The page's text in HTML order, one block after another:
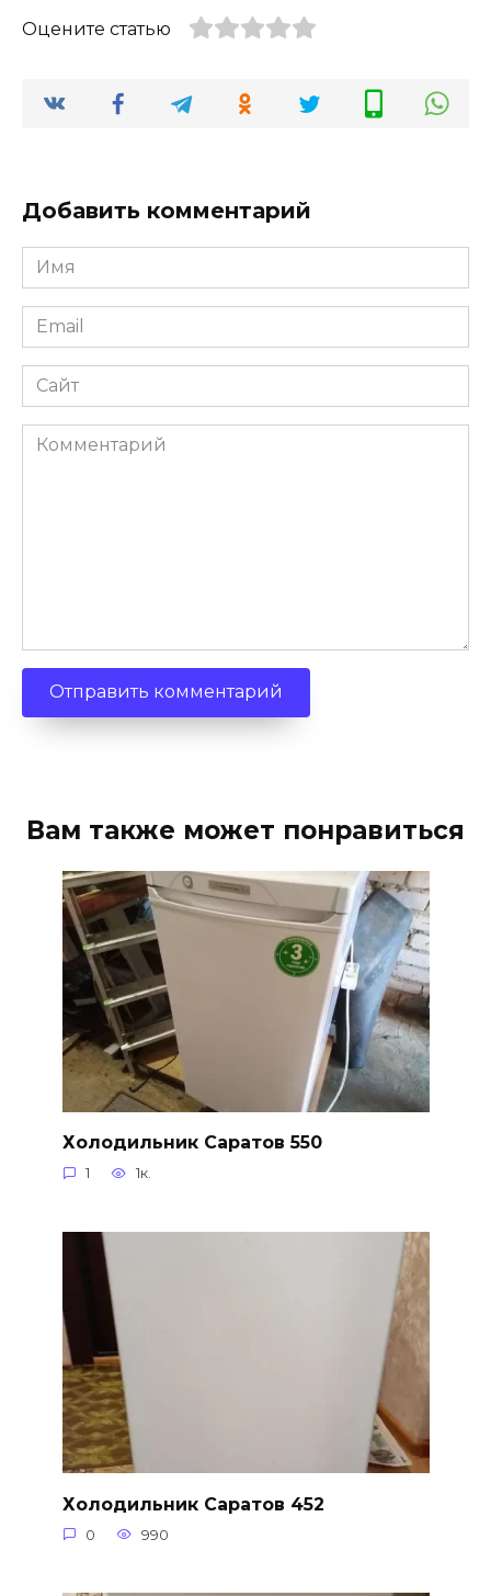
Оцените статью
Добавить комментарий
Имя
Email
Сайт
Комментарий
Вам также может понравиться
Холодильник Саратов 550
1 1к.
Холодильник Саратов 452
0 990